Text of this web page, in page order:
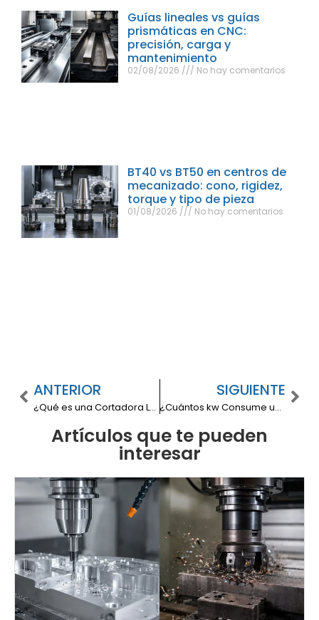
Guías lineales vs guías
prismáticas en CNC:
precisión, carga y
mantenimiento
02/08/2026 No hay comentarios
BT40 vs BT50 en centros de
mecanizado: cono, rigidez,
torque y tipo de pieza
01/08/2026 No hay comentarios
ANTERIOR
¿Qué es una Cortadora Láser y Cómo se Aplica en la Industria?
SIGUIENTE
¿Cuántos kw Consume un Torno Industrial?
Artículos que te pueden
interesar